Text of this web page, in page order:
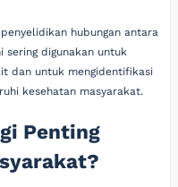
hubungan antara
digunakan untuk
dan untuk mengidentifikasi
kesehatan masyarakat.
Penting